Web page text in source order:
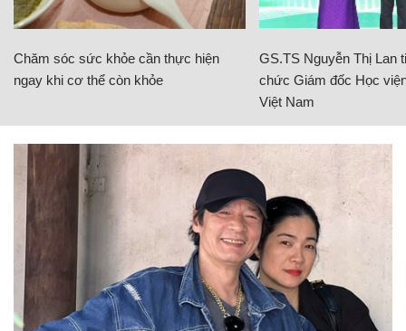
Chăm sóc sức khỏe cần thực hiện
ngay khi cơ thể còn khỏe
GS.TS Nguyễn Thị Lan
chức Giám đốc Học
Việt Nam